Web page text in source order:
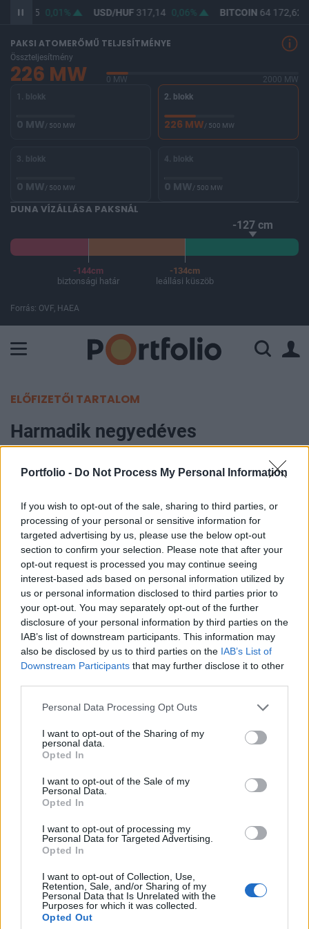
Portfolio - Do Not Process My Personal Information
If you wish to opt-out of the sale, sharing to third parties, or
processing of your personal or sensitive information for
targeted advertising by us, please use the below opt-out
section to confirm your selection. Please note that after your
opt-out request is processed you may continue seeing
interest-based ads based on personal information utilized by
us or personal information disclosed to third parties prior to
your opt-out. You may separately opt-out of the further
disclosure of your personal information by third parties on the
IAB’s list of downstream participants. This information may
also be disclosed by us to third parties on the IAB’s List of
Downstream Participants that may further disclose it to other
Personal Data Processing Opt Outs
I want to opt-out of the Sharing of my
personal data.
Opted In
I want to opt-out of the Sale of my
Personal Data.
Opted In
I want to opt-out of processing my
Personal Data for Targeted Advertising.
Opted In
I want to opt-out of Collection, Use,
Retention, Sale, and/or Sharing of my
Personal Data that Is Unrelated with the
Purposes for which it was collected.
Opted Out
365,45 0,01% USD/HUF 317,14 0,06% BITCOIN 64 172,62
PAKSI ATOMERŐMŰ TELJESÍTMÉNYE
Összteljesítmény
226 MW 0 MW
2000 MW
1. blokk
0 MW/ 500 MW
2. blokk
226 MW/ 500 MW
3. blokk
0 MW/ 500 MW
4. blokk
0 MW/ 500 MW
DUNA VÍZÁLLÁSA PAKSNÁL
-127 cm
-144cm
biztonsági határ
-134cm
leállási küszöb
Forrás: OVF, HAEA
ELŐFIZETŐI TARTALOM
Harmadik negyedéves
hullámvasút
2004. november 03. 08:42
Szeptemberben lezárult a harmadik negyedév,
melyben negatív korrekciót mutattak a világ
értékpapír piacai, ami tükröződött a befektetési
alapok piacán is. A piacokra az olajár emelkedés,
a terrorfenyegetettség, a természeti katasztrófák,
valamint a várható amerikai kamatnövekedés
vetett árnyékot.
az év harmadik negyedévében, ami az első visszaesés
2003 márciusa óta. Voltak azonban most is olyan
szektorok, melyek menedéket kínáltak a befektetőknek. A
bizonytalan piacon, talán mondanom sem kell, szárnyaltak
az energia, ingatlan és közműszolgáltatókba fektető...
KEDVES OLVASÓNK!
A keresett cikk a portfolio.hu hírarchívumához
regisztrációhoz kötött.
Az előfizetés a következőket tartalmazza:
Portfolio.hu teljes cikkarchívum